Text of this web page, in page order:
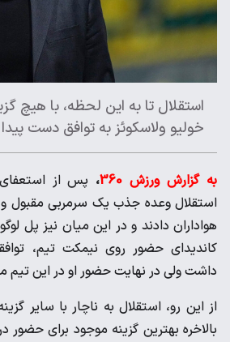
استقلال تا به این لحظه، با هیچ
خولیو ولاسکوئز به توافق دست
به گزارش ورزش 360 ، پس از استعفای
استقلال وعده جذب یک سرمربی مقبول و
هواداران دادند و در این میان نیز پل
کاندیدای حضور روی نیمکت تیم،
داشت ولی در نهایت حضور او در این تیم
از این رو، استقلال به ناچار با سایر
بالاخره بهترین گزینه موجود برای حضور